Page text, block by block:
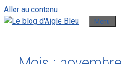
Aller au contenu
Menu